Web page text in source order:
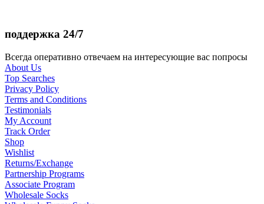
поддержка 24/7
Всегда оперативно отвечаем на интересующие вас попросы
About Us
Top Searches
Privacy Policy
Terms and Conditions
Testimonials
My Account
Track Order
Shop
Wishlist
Returns/Exchange
Partnership Programs
Associate Program
Wholesale Socks